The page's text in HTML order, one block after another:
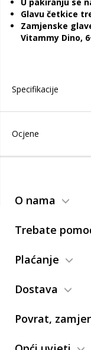
U pakiranju se
Glavu četkice
Zamjenske
Vitammy Dino,
Specifikacije
Ocjene
O nama
Trebate
Plaćanje
Dostava
Povrat,